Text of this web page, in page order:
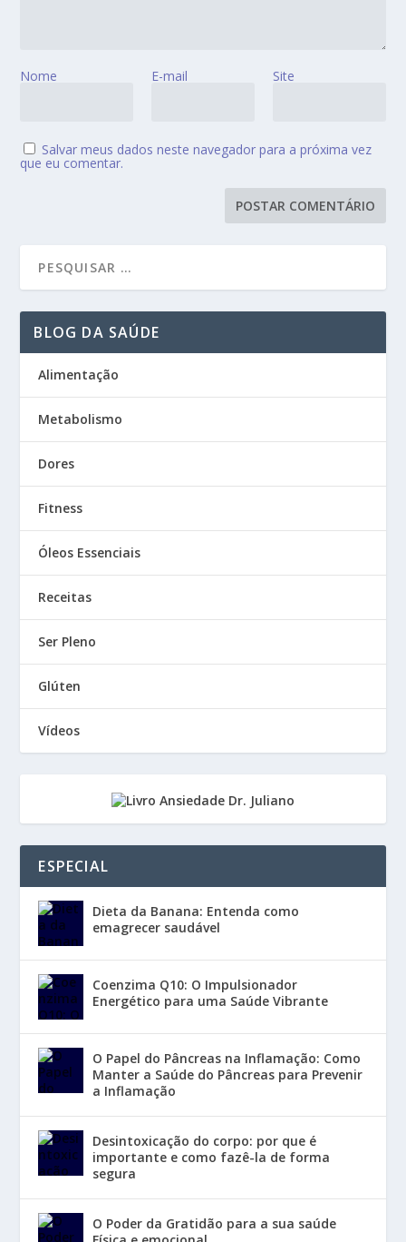
Nome E-mail Site
Salvar meus dados neste navegador para a próxima vez
que eu comentar.
BLOG DA SAÚDE
Alimentação
Metabolismo
Dores
Fitness
Óleos Essenciais
Receitas
Ser Pleno
Glúten
Vídeos
ESPECIAL
Dieta da Banana: Entenda como
emagrecer saudável
Coenzima Q10: O Impulsionador
Energético para uma Saúde Vibrante
O Papel do Pâncreas na Inflamação: Como
Manter a Saúde do Pâncreas para Prevenir
a Inflamação
Desintoxicação do corpo: por que é
importante e como fazê-la de forma
segura
O Poder da Gratidão para a sua saúde